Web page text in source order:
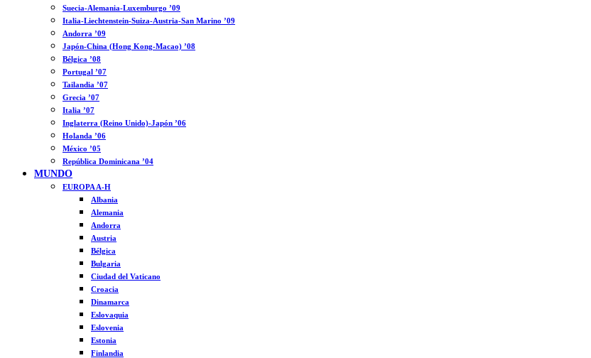
Suecia-Alemania-Luxemburgo ’09
Italia-Liechtenstein-Suiza-Austria-San Marino ’09
Andorra ’09
Japón-China (Hong Kong-Macao) ’08
Bélgica ’08
Portugal ’07
Tailandia ’07
Grecia ’07
Italia ’07
Inglaterra (Reino Unido)-Japón ’06
Holanda ’06
México ’05
República Dominicana ’04
MUNDO
EUROPA A-H
Albania
Alemania
Andorra
Austria
Bélgica
Bulgaria
Ciudad del Vaticano
Croacia
Dinamarca
Eslovaquia
Eslovenia
Estonia
Finlandia